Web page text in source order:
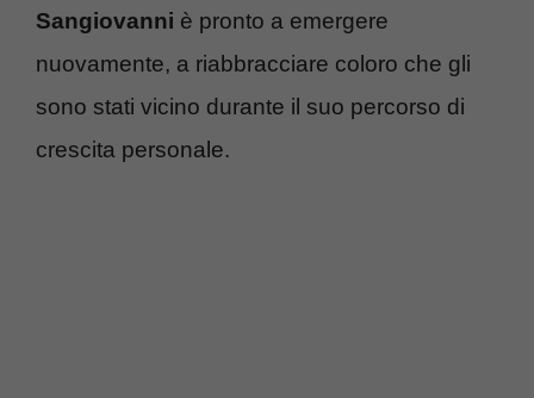
Sangiovanni è pronto a emergere
nuovamente, a riabbracciare coloro che gli
sono stati vicino durante il suo percorso di
crescita personale.